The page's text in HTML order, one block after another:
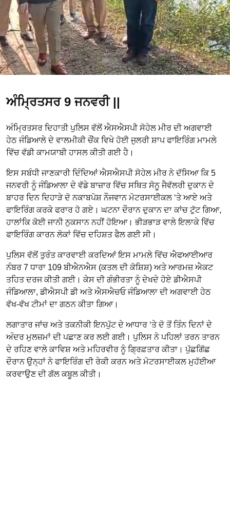
ਅੰਮ੍ਰਿਤਸਰ 9 ਜਨਵਰੀ ||
ਅੰਮ੍ਰਿਤਸਰ ਦਿਹਾਤੀ ਪੁਲਿਸ ਵੱਲੋਂ ਐਸਐਸਪੀ ਸੋਹੇਲ ਮੀਰ ਦੀ ਅਗਵਾਈ
ਹੇਠ ਜੰਡਿਆਲੇ ਦੇ ਵਾਲਮੀਕੀ ਚੌਂਕ ਵਿਖੇ ਹੋਈ ਜੁਲਰੀ ਸ਼ਾਪ ਫਾਇਰਿੰਗ ਮਾਮਲੇ
ਵਿੱਚ ਵੱਡੀ ਕਾਮਯਾਬੀ ਹਾਸਲ ਕੀਤੀ ਗਈ ਹੈ।
ਇਸ ਸਬੰਧੀ ਜਾਣਕਾਰੀ ਦਿੰਦਿਆਂ ਐਸਐਸਪੀ ਸੋਹੇਲ ਮੀਰ ਨੇ ਦੱਸਿਆ ਕਿ 5
ਜਨਵਰੀ ਨੂੰ ਜੰਡਿਆਲਾ ਦੇ ਵੱਡੇ ਬਾਜ਼ਾਰ ਵਿੱਚ ਸਥਿਤ ਸੋਨੂ ਜੈਵੱਲਰੀ ਦੁਕਾਨ ਦੇ
ਬਾਹਰ ਦਿਨ ਦਿਹਾੜੇ ਦੋ ਨਕਾਬਪੋਸ਼ ਨੌਜਵਾਨ ਮੋਟਰਸਾਈਕਲ ‘ਤੇ ਆਏ ਅਤੇ
ਫਾਇਰਿੰਗ ਕਰਕੇ ਫਰਾਰ ਹੋ ਗਏ। ਘਟਨਾ ਦੌਰਾਨ ਦੁਕਾਨ ਦਾ ਕਾਂਚ ਟੁੱਟ ਗਿਆ,
ਹਾਲਾਂਕਿ ਕੋਈ ਜਾਨੀ ਨੁਕਸਾਨ ਨਹੀਂ ਹੋਇਆ। ਭੀੜਭਾੜ ਵਾਲੇ ਇਲਾਕੇ ਵਿੱਚ
ਫਾਇਰਿੰਗ ਕਾਰਨ ਲੋਕਾਂ ਵਿੱਚ ਦਹਿਸ਼ਤ ਫੈਲ ਗਈ ਸੀ।
ਪੁਲਿਸ ਵੱਲੋਂ ਤੁਰੰਤ ਕਾਰਵਾਈ ਕਰਦਿਆਂ ਇਸ ਮਾਮਲੇ ਵਿੱਚ ਐਫਆਈਆਰ
ਨੰਬਰ 7 ਧਾਰਾ 109 ਬੀਐਨਐਸ (ਕਤਲ ਦੀ ਕੋਸ਼ਿਸ਼) ਅਤੇ ਆਰਮਜ਼ ਐਕਟ
ਤਹਿਤ ਦਰਜ ਕੀਤੀ ਗਈ। ਕੇਸ ਦੀ ਗੰਭੀਰਤਾ ਨੂੰ ਦੇਖਦੇ ਹੋਏ ਡੀਐਸਪੀ
ਜੰਡਿਆਲਾ, ਡੀਐਸਪੀ ਡੀ ਅਤੇ ਐਸਐਚਓ ਜੰਡਿਆਲਾ ਦੀ ਅਗਵਾਈ ਹੇਠ
ਵੱਖ-ਵੱਖ ਟੀਮਾਂ ਦਾ ਗਠਨ ਕੀਤਾ ਗਿਆ।
ਲਗਾਤਾਰ ਜਾਂਚ ਅਤੇ ਤਕਨੀਕੀ ਇਨਪੁੱਟ ਦੇ ਆਧਾਰ ‘ਤੇ ਦੋ ਤੋਂ ਤਿੰਨ ਦਿਨਾਂ ਦੇ
ਅੰਦਰ ਮੁਲਜ਼ਮਾਂ ਦੀ ਪਛਾਣ ਕਰ ਲਈ ਗਈ। ਪੁਲਿਸ ਨੇ ਪਹਿਲਾਂ ਤਰਨ ਤਾਰਨ
ਦੇ ਰਹਿਣ ਵਾਲੇ ਕਾਵਿਸ਼ ਅਤੇ ਮਹਿਰਵੀਰ ਨੂੰ ਗ੍ਰਿਫ਼ਤਾਰ ਕੀਤਾ। ਪੁੱਛਗਿੱਛ
ਦੌਰਾਨ ਉਨ੍ਹਾਂ ਨੇ ਫਾਇਰਿੰਗ ਦੀ ਰੇਕੀ ਕਰਨ ਅਤੇ ਮੋਟਰਸਾਈਕਲ ਮੁਹੱਈਆ
ਕਰਵਾਉਣ ਦੀ ਗੱਲ ਕਬੂਲ ਕੀਤੀ।